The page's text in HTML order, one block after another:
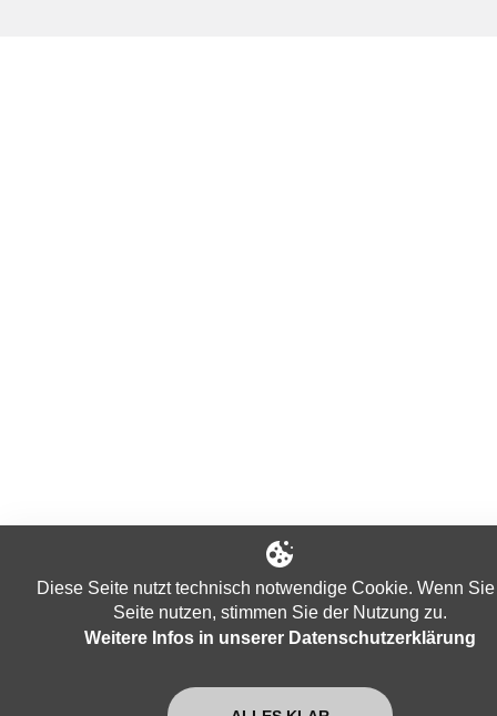
Diese Seite nutzt technisch notwendige Cookie. Wenn
Seite nutzen, stimmen Sie der Nutzung zu.
Weitere Infos in unserer Datenschutzerklärung